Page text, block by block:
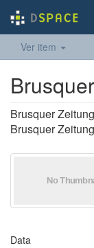
Ver item
Brusquer
Brusquer
Data